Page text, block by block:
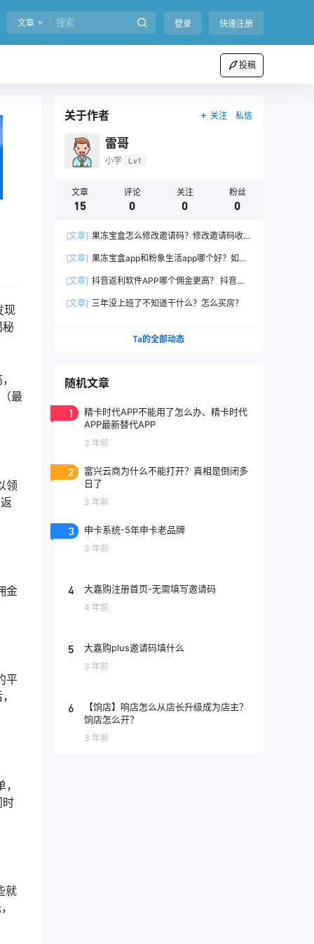
文章 登录 快速注册
投稿
现
秘
最
领
金
平
时
就
关于作者 关注 私信
雷哥
小学 Lv1
文章
15
评论
0
关注
0
粉丝
0
[文章] 果冻宝盒怎么修改邀请码？修改邀请码收
[文章] 果冻宝盒app和粉象生活app哪个好？如何
[文章] 抖音返利软件APP哪个佣金更高？ 抖音官
[文章] 三年没上班了不知道干什么？怎么买房？
Ta的全部动态
随机文章
1
精卡时代APP不能用了怎么办、精卡时代
APP最新替代APP
3 年前
2
富兴云商为什么不能打开？真相是倒闭多
日了
3 年前
3 申卡系统-5年申卡老品牌
3 年前
4 大嘉购注册首页-无需填写邀请码
4 年前
5 大嘉购plus邀请码填什么
3 年前
6
【饷店】响店怎么从店长升级成为店主？
饷店怎么开？
3 年前